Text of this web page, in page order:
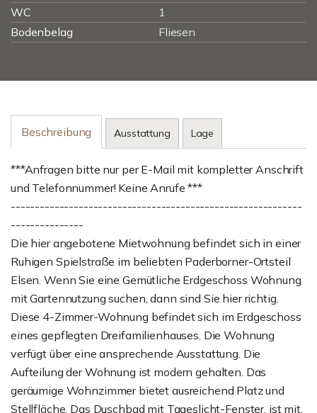
WC
1
Bodenbelag
Fliesen
Beschreibung Ausstattung Lage
***Anfragen bitte nur per E-Mail mit kompletter Anschrift
und Telefonnummer! Keine Anrufe ***
------------------------------------------------------------
---------------
Die hier angebotene Mietwohnung befindet sich in einer
Ruhigen Spielstraße im beliebten Paderborner-Ortsteil
Elsen. Wenn Sie eine Gemütliche Erdgeschoss Wohnung
mit Gartennutzung suchen, dann sind Sie hier richtig.
Diese 4-Zimmer-Wohnung befindet sich im Erdgeschoss
eines gepflegten Dreifamilienhauses. Die Wohnung
verfügt über eine ansprechende Ausstattung. Die
Aufteilung der Wohnung ist modern gehalten. Das
geräumige Wohnzimmer bietet ausreichend Platz und
Stellfläche. Das Duschbad mit Tageslicht-Fenster, ist mit,